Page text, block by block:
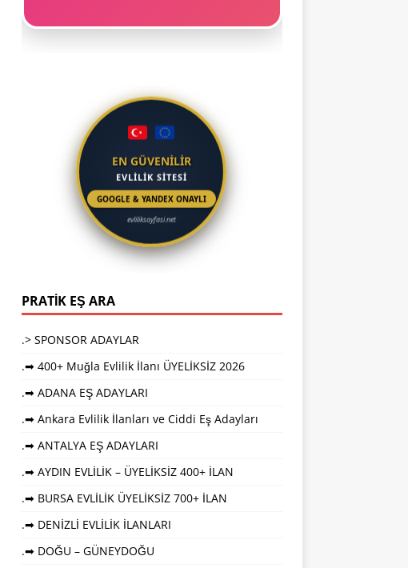
EN GÜVENİLİR
EVLİLİK SİTESİ
GOOGLE & YANDEX ONAYLI
PRATİK EŞ ARA
.> SPONSOR ADAYLAR
.➡ 400+ Muğla Evlilik İlanı ÜYELİKSİZ 2026
.➡ ADANA EŞ ADAYLARI
.➡ Ankara Evlilik İlanları ve Ciddi Eş Adayları
.➡ ANTALYA EŞ ADAYLARI
.➡ AYDIN EVLİLİK – ÜYELİKSİZ 400+ İLAN
.➡ BURSA EVLİLİK ÜYELİKSİZ 700+ İLAN
.➡ DENİZLİ EVLİLİK İLANLARI
.➡ DOĞU – GÜNEYDOĞU